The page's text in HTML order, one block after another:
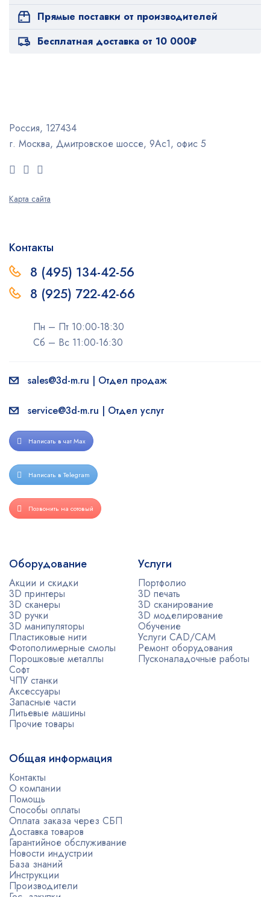
Прямые поставки от производителей
Бесплатная доставка от 10 000₽
Россия, 127434
г. Москва, Дмитровское шоссе, 9Ас1, офис 5
Карта сайта
Контакты
8 (495) 134-42-56
8 (925) 722-42-66
Пн – Пт 10:00-18:30
Сб – Вс 11:00-16:30
sales@3d-m.ru | Отдел продаж
service@3d-m.ru | Отдел услуг
Написать в чат Max
Написать в Telegram
Позвонить на сотовый
Оборудование
Акции и скидки
3D принтеры
3D сканеры
3D ручки
3D манипуляторы
Пластиковые нити
Фотополимерные смолы
Порошковые металлы
Софт
ЧПУ станки
Аксессуары
Запасные части
Литьевые машины
Прочие товары
Услуги
Портфолио
3D печать
3D сканирование
3D моделирование
Обучение
Услуги CAD/CAM
Ремонт оборудования
Пусконаладочные работы
Общая информация
Контакты
О компании
Помощь
Способы оплаты
Оплата заказа через СБП
Доставка товаров
Гарантийное обслуживание
Новости индустрии
База знаний
Инструкции
Производители